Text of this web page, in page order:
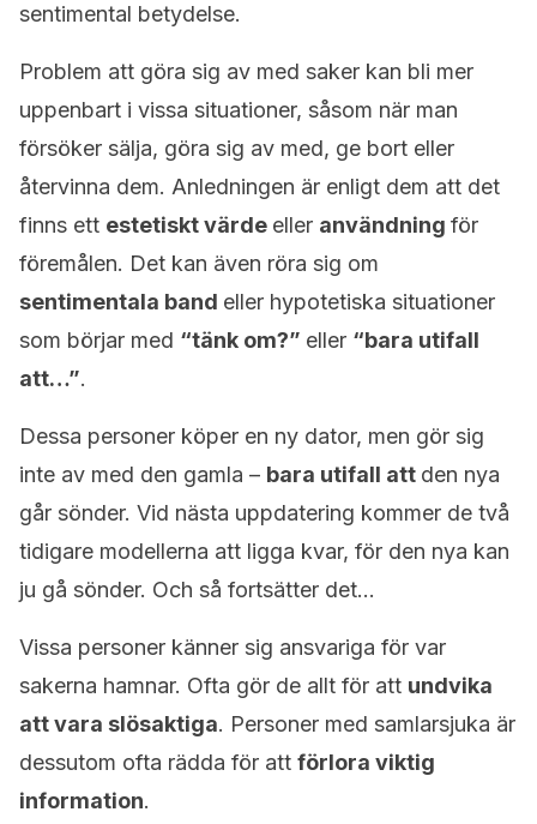
sentimental betydelse.
Problem att göra sig av med saker kan bli mer
uppenbart i vissa situationer, såsom när man
försöker sälja, göra sig av med, ge bort eller
återvinna dem. Anledningen är enligt dem att det
finns ett estetiskt värde eller användning för
föremålen. Det kan även röra sig om
sentimentala band eller hypotetiska situationer
som börjar med “tänk om?” eller “bara utifall
att…”.
Dessa personer köper en ny dator, men gör sig
inte av med den gamla – bara utifall att den nya
går sönder. Vid nästa uppdatering kommer de två
tidigare modellerna att ligga kvar, för den nya kan
ju gå sönder. Och så fortsätter det…
Vissa personer känner sig ansvariga för var
sakerna hamnar. Ofta gör de allt för att undvika
att vara slösaktiga. Personer med samlarsjuka är
dessutom ofta rädda för att förlora viktig
information.